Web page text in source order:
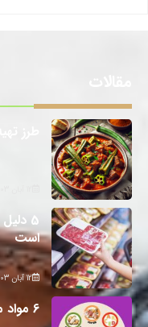
5
است
12 آبان 1403
6 مواد مغذی ضروری برای بدن چیست؟